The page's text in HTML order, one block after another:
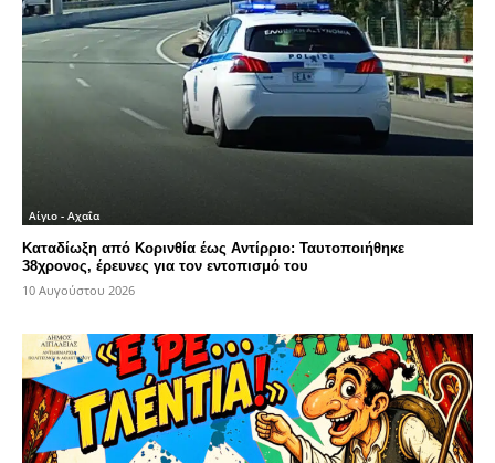
Αίγιο - Αχαΐα
Καταδίωξη από Κορινθία έως Αντίρριο: Ταυτοποιήθηκε
38χρονος, έρευνες για τον εντοπισμό του
10 Αυγούστου 2026